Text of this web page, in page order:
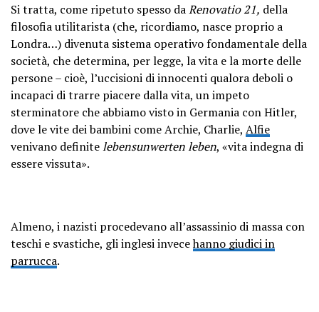
Si tratta, come ripetuto spesso daRenovatio 21, della
filosofia utilitarista (che, ricordiamo, nasce proprio a
Londra…) divenuta sistema operativo fondamentale della
società, che determina, per legge, la vita e la morte delle
persone – cioè, l’uccisioni di innocenti qualora deboli o
incapaci di trarre piacere dalla vita, un impeto
sterminatore che abbiamo visto in Germania con Hitler,
dove le vite dei bambini come Archie, Charlie, Alfie
venivano definitelebensunwerten leben, «vita indegna di
essere vissuta».
Almeno, i nazisti procedevano all’assassinio di massa con
teschi e svastiche, gli inglesi invecehanno giudici in
parrucca.